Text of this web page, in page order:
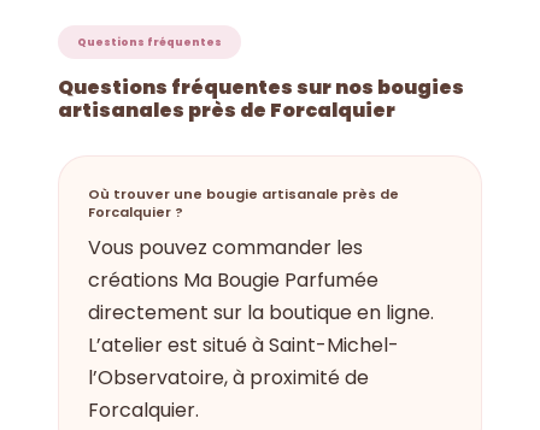
Questions fréquentes
Questions fréquentes sur nos bougies
artisanales près de Forcalquier
Où trouver une bougie artisanale près de
Forcalquier ?
Vous pouvez commander les
créations Ma Bougie Parfumée
directement sur la boutique en ligne.
L’atelier est situé à Saint-Michel-
l’Observatoire, à proximité de
Forcalquier.